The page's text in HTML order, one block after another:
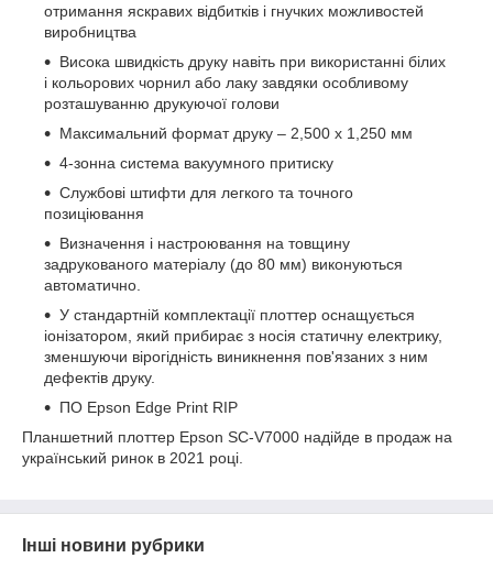
отримання яскравих відбитків і гнучких можливостей
виробництва
Висока швидкість друку навіть при використанні білих
і кольорових чорнил або лаку завдяки особливому
розташуванню друкуючої голови
Максимальний формат друку – 2,500 x 1,250 мм
4-зонна система вакуумного притиску
Службові штифти для легкого та точного
позиціювання
Визначення і настроювання на товщину
задрукованого матеріалу (до 80 мм) виконуються
автоматично.
У стандартній комплектації плоттер оснащується
іонізатором, який прибирає з носія статичну електрику,
зменшуючи вірогідність виникнення пов'язаних з ним
дефектів друку.
ПО Epson Edge Print RIP
Планшетний плоттер Epson SC-V7000 надійде в продаж на
український ринок в 2021 році.
Інші новини рубрики